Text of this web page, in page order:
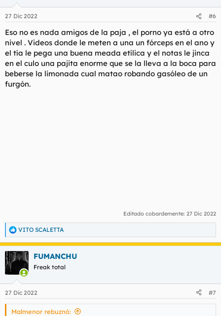
e
:
27 Dic 2022 #6
Eso no es nada amigos de la paja , el porno ya está a otro
nivel . Videos donde le meten a una un fórceps en el ano y
el tía le pega una buena meada etílica y el notas le jinca
en el culo una pajita enorme que se la lleva a la boca para
beberse la limonada cual matao robando gasóleo de un
furgón.
Editado cobardemente: 27 Dic 2022
R
e
c
c
e
s
VITO SCALETTA
FUMANCHU
Freak total
27 Dic 2022 #7
Malmenor rebuznó: